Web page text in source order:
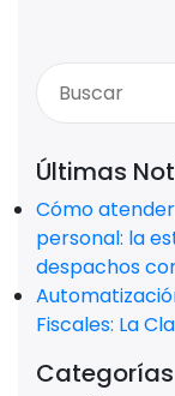
Últimas
Cómo
personal: la
despachos
Fiscales: La
Categorías